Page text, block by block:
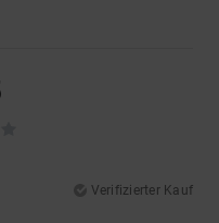
Verifizierter Kauf